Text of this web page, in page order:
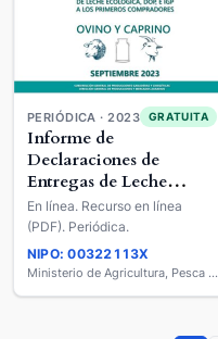
PERIÓDICA · 2023 GRATUITA
Informe de
Declaraciones de
Entregas de Leche
Ecológica, DOP E IGP a
los Primeros
Compradores : Ovino y
Caprino
En línea. Recurso en línea
(PDF). Periódica.
NIPO: 00322113X
Ministerio de Agricultura, Pesca y Alimentación